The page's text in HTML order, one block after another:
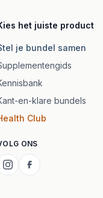
het juiste product
je bundel samen
en-klare bundels
Club
ONS